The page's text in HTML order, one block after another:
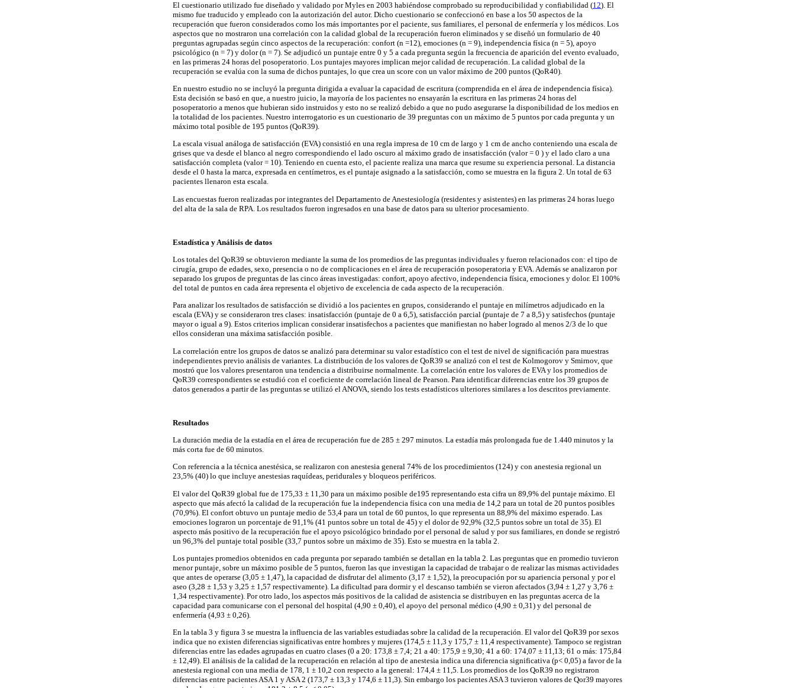
El cuestionario utilizado fue diseñado y validado por Myles en 2003 habiéndose comprobado su reproducibilidad y confiabilidad (12). El
mismo fue traducido y empleado con la autorización del autor. Dicho cuestionario se confeccionó en base a los 50 aspectos de la
recuperación que fueron considerados como los más importantes por el paciente, sus familiares, el personal de enfermería y los médicos. Los
aspectos que no mostraron una correlación con la calidad global de la recuperación fueron eliminados y se diseñó un formulario de 40
preguntas agrupadas según cinco aspectos de la recuperación: confort (n =12), emociones (n = 9), independencia física (n = 5), apoyo
psicológico (n = 7) y dolor (n = 7). Se adjudicó un puntaje entre 0 y 5 a cada pregunta según la frecuencia de aparición del evento evaluado,
en las primeras 24 horas del posoperatorio. Los puntajes mayores implican mejor calidad de recuperación. La calidad global de la
recuperación se evalúa con la suma de dichos puntajes, lo que crea un score con un valor máximo de 200 puntos (QoR40).
En nuestro estudio no se incluyó la pregunta dirigida a evaluar la capacidad de escritura (comprendida en el área de independencia física).
Esta decisión se basó en que, a nuestro juicio, la mayoría de los pacientes no ensayarán la escritura en las primeras 24 horas del
posoperatorio a menos que hubieran sido instruidos y esto no se realizó debido a que no pudo asegurarse la disponibilidad de los medios en
la totalidad de los pacientes. Nuestro interrogatorio es un cuestionario de 39 preguntas con un máximo de 5 puntos por cada pregunta y un
máximo total posible de 195 puntos (QoR39).
La escala visual análoga de satisfacción (EVA) consistió en una regla impresa de 10 cm de largo y 1 cm de ancho conteniendo una escala de
grises que va desde el blanco al negro correspondiendo el lado oscuro al máximo grado de insatisfacción (valor = 0 ) y el lado claro a una
satisfacción completa (valor = 10). Teniendo en cuenta esto, el paciente realiza una marca que resume su experiencia personal. La distancia
desde el 0 hasta la marca, expresada en centímetros, es el puntaje asignado a la satisfacción, como se muestra en la figura 2. Un total de 63
pacientes llenaron esta escala.
Las encuestas fueron realizadas por integrantes del Departamento de Anestesiología (residentes y asistentes) en las primeras 24 horas luego
del alta de la sala de RPA. Los resultados fueron ingresados en una base de datos para su ulterior procesamiento.
Estadística y Análisis de datos
Los totales del QoR39 se obtuvieron mediante la suma de los promedios de las preguntas individuales y fueron relacionados con: el tipo de
cirugía, grupo de edades, sexo, presencia o no de complicaciones en el área de recuperación posoperatoria y EVA. Además se analizaron por
separado los grupos de preguntas de las cinco áreas investigadas: confort, apoyo afectivo, independencia física, emociones y dolor. El 100%
del total de puntos en cada área representa el objetivo de excelencia de cada aspecto de la recuperación.
Para analizar los resultados de satisfacción se dividió a los pacientes en grupos, considerando el puntaje en milímetros adjudicado en la
escala (EVA) y se consideraron tres clases: insatisfacción (puntaje de 0 a 6,5), satisfacción parcial (puntaje de 7 a 8,5) y satisfechos (puntaje
mayor o igual a 9). Estos criterios implican considerar insatisfechos a pacientes que manifiestan no haber logrado al menos 2/3 de lo que
ellos consideran una máxima satisfacción posible.
La correlación entre los grupos de datos se analizó para determinar su valor estadístico con el test de nivel de significación para muestras
independientes previo análisis de variantes. La distribución de los valores de QoR39 se analizó con el test de Kolmogorov y Smirnov, que
mostró que los valores presentaron una tendencia a distribuirse normalmente. La correlación entre los valores de EVA y los promedios de
QoR39 correspondientes se estudió con el coeficiente de correlación lineal de Pearson. Para identificar diferencias entre los 39 grupos de
datos generados a partir de las preguntas se utilizó el ANOVA, siendo los tests estadísticos ulteriores similares a los descritos previamente.
Resultados
La duración media de la estadía en el área de recuperación fue de 285 ± 297 minutos. La estadía más prolongada fue de 1.440 minutos y la
más corta fue de 60 minutos.
Con referencia a la técnica anestésica, se realizaron con anestesia general 74% de los procedimientos (124) y con anestesia regional un
23,5% (40) lo que incluye anestesias raquídeas, peridurales y bloqueos periféricos.
El valor del QoR39 global fue de 175,33 ± 11,30 para un máximo posible de195 representando esta cifra un 89,9% del puntaje máximo. El
aspecto que más afectó la calidad de la recuperación fue la independencia física con una media de 14,2 para un total de 20 puntos posibles
(70,9%). El confort obtuvo un puntaje medio de 53,4 para un total de 60 puntos, lo que representa un 88,9% del máximo esperado. Las
emociones lograron un porcentaje de 91,1% (41 puntos sobre un total de 45) y el dolor de 92,9% (32,5 puntos sobre un total de 35). El
aspecto más positivo de la recuperación fue el apoyo psicológico brindado por el personal de salud y por sus familiares, en donde se registró
un 96,3% del puntaje total posible (33,7 puntos sobre un máximo de 35). Esto se muestra en la tabla 2.
Los puntajes promedios obtenidos en cada pregunta por separado también se detallan en la tabla 2. Las preguntas que en promedio tuvieron
menor puntaje, sobre un máximo posible de 5 puntos, fueron las que investigan la capacidad de trabajar o de realizar las mismas actividades
que antes de operarse (3,05 ± 1,47), la capacidad de disfrutar del alimento (3,17 ± 1,52), la preocupación por su apariencia personal y por el
aseo (3,28 ± 1,53 y 3,25 ± 1,57 respectivamente). La dificultad para dormir y el descanso también se vieron afectados (3,94 ± 1,27 y 3,76 ±
1,34 respectivamente). Por otro lado, los aspectos más positivos de la calidad de asistencia se distribuyen en las preguntas acerca de la
capacidad para comunicarse con el personal del hospital (4,90 ± 0,40), el apoyo del personal médico (4,90 ± 0,31) y del personal de
enfermería (4,93 ± 0,26).
En la tabla 3 y figura 3 se muestra la influencia de las variables estudiadas sobre la calidad de la recuperación. El valor del QoR39 por sexos
indica que no existen diferencias significativas entre hombres y mujeres (174,5 ± 11,3 y 175,7 ± 11,4 respectivamente). Tampoco se registran
diferencias entre las edades agrupadas en cuatro clases (0 a 20: 173,8 ± 7,4; 21 a 40: 175,9 ± 9,30; 41 a 60: 174,07 ± 11,13; 61 o más: 175,84
± 12,49). El análisis de la calidad de la recuperación en relación al tipo de anestesia indica una diferencia significativa (p< 0,05) a favor de la
anestesia regional con una media de 178, 1 ± 10,2 con respecto a la general: 174,4 ± 11,5. Los promedios de los QoR39 no registraron
diferencias entre pacientes ASA 1 y ASA 2 (173,7 ± 13,3 y 174,6 ± 11,3). Sin embargo los pacientes ASA 3 tuvieron valores de Qor39 mayores